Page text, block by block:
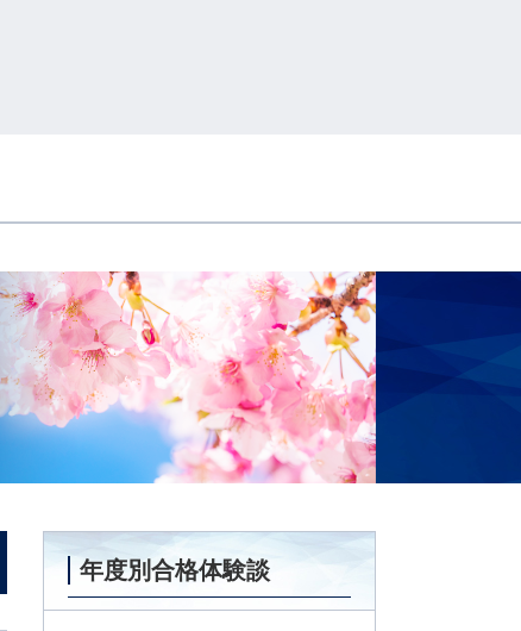
1日のスケジュール
年間スケジュール
高卒生
年度別合格体験談